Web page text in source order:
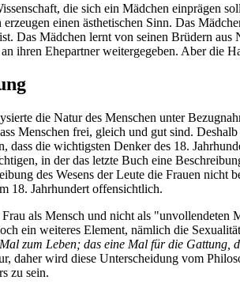
die sich ein Mädchen einprägen
einen ästhetischen Sinn. Das
Das Mädchen lernt von seinen Brüdern
ihren Ehepartner weitergegeben. Aber die
die Natur des Menschen unter
Menschen frei, gleich und gut sind.
dass die wichtigsten Denker des 18.
in der das letzte Buch eine
des Wesens der Leute die Frauen
18. Jahrhundert offensichtlich.
Frau als Mensch und nicht als
ein weiteres Element, nämlich die
zum Leben; das eine Mal für die Gattung,
daher wird diese Unterscheidung vom
zu sein.